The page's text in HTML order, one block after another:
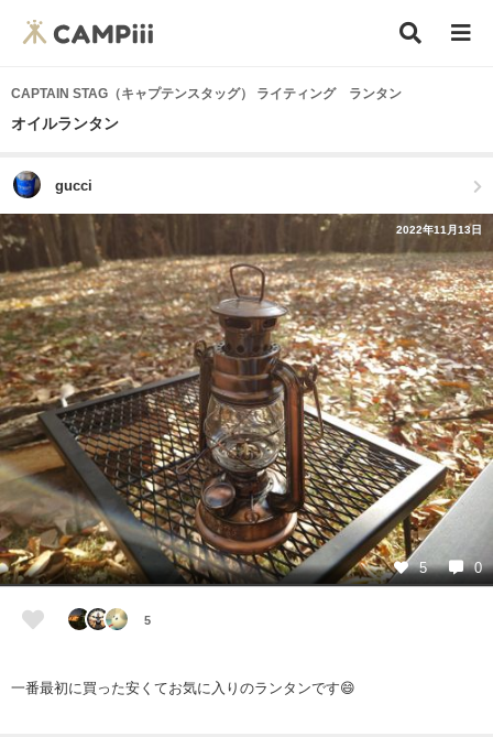
CAPTAIN STAG（キャプテンスタッグ） ライティング ランタン
オイルランタン
gucci
2022年11月13日
5 0
5
一番最初に買った安くてお気に入りのランタンです😄